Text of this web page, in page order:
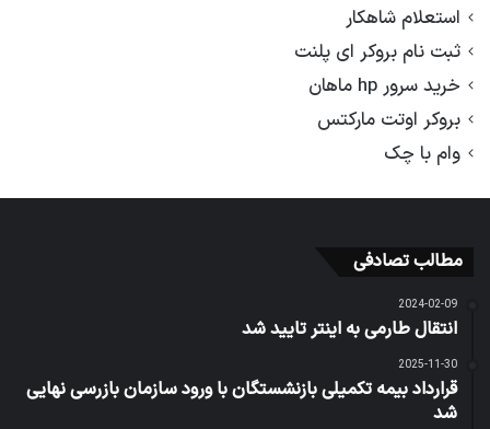
استعلام شاهکار
ثبت نام بروکر ای پلنت
خرید سرور hp ماهان
بروکر اوتت مارکتس
وام با چک
مطالب تصادفی
2024-02-09
انتقال طارمی به اینتر تایید شد
2025-11-30
قرارداد بیمه تکمیلی بازنشستگان با ورود سازمان بازرسی نهایی
شد